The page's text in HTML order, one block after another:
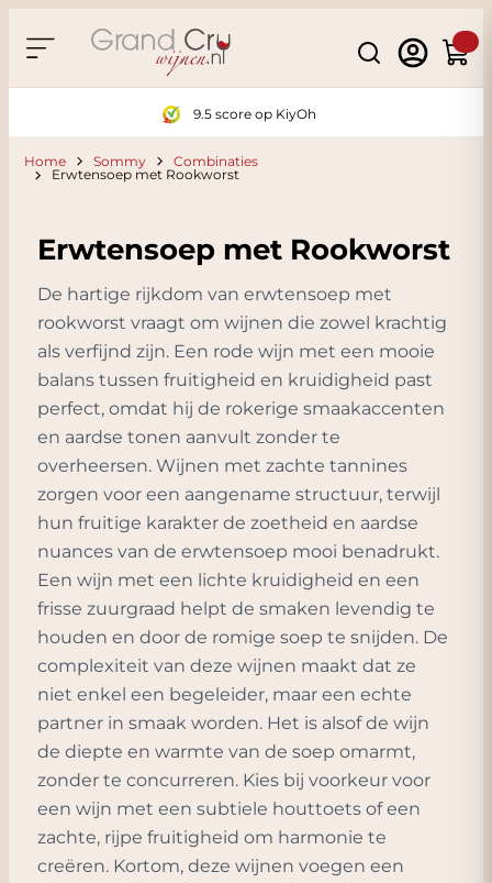
Search
9.5 score op KiyOh
Home Sommy
Combinaties
Erwtensoep met Rookworst
Erwtensoep met Rookworst
De hartige rijkdom van erwtensoep met
rookworst vraagt om wijnen die zowel krachtig
als verfijnd zijn. Een rode wijn met een mooie
balans tussen fruitigheid en kruidigheid past
perfect, omdat hij de rokerige smaakaccenten
en aardse tonen aanvult zonder te
overheersen. Wijnen met zachte tannines
zorgen voor een aangename structuur, terwijl
hun fruitige karakter de zoetheid en aardse
nuances van de erwtensoep mooi benadrukt.
Een wijn met een lichte kruidigheid en een
frisse zuurgraad helpt de smaken levendig te
houden en door de romige soep te snijden. De
complexiteit van deze wijnen maakt dat ze
niet enkel een begeleider, maar een echte
partner in smaak worden. Het is alsof de wijn
de diepte en warmte van de soep omarmt,
zonder te concurreren. Kies bij voorkeur voor
een wijn met een subtiele houttoets of een
zachte, rijpe fruitigheid om harmonie te
creëren. Kortom, deze wijnen voegen een